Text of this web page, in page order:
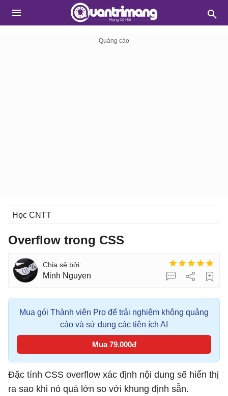
Học CNTT
Overflow trong CSS
Minh Nguyen
Mua gói Thành viên Pro để trải nghiệm không quảng
cáo và sử dụng các tiện ích AI
Mua 79.000đ
Đặc tính CSS overflow xác định nội dung sẽ hiển thị
ra sao khi nó quá lớn so với khung định sẵn.